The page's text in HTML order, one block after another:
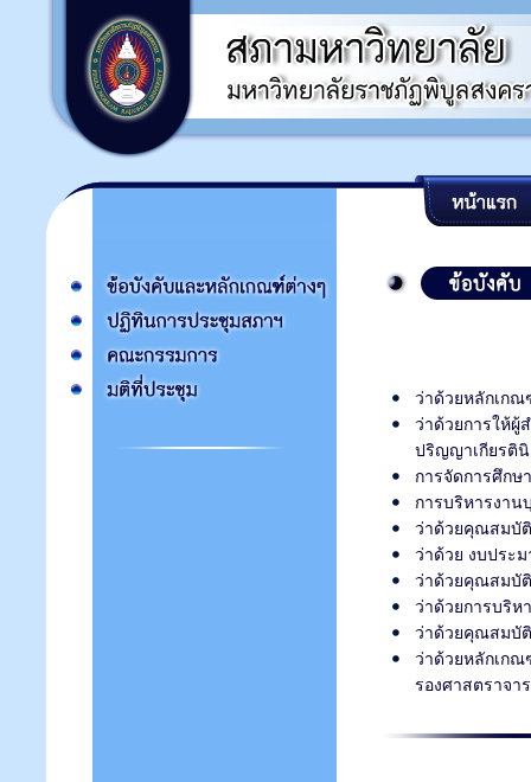
ว่าด้วยหลักเกณ
ว่าด้วยการให้
ปริญญาเกียรติ
การจัดการศึก
การบริหารงา
ว่าด้วยคุณสมบั
ว่าด้วย งบประ
ว่าด้วยคุณสมบั
ว่าด้วยการบริห
ว่าด้วยคุณสมบั
ว่าด้วยหลักเกณ
รองศาสตราจา